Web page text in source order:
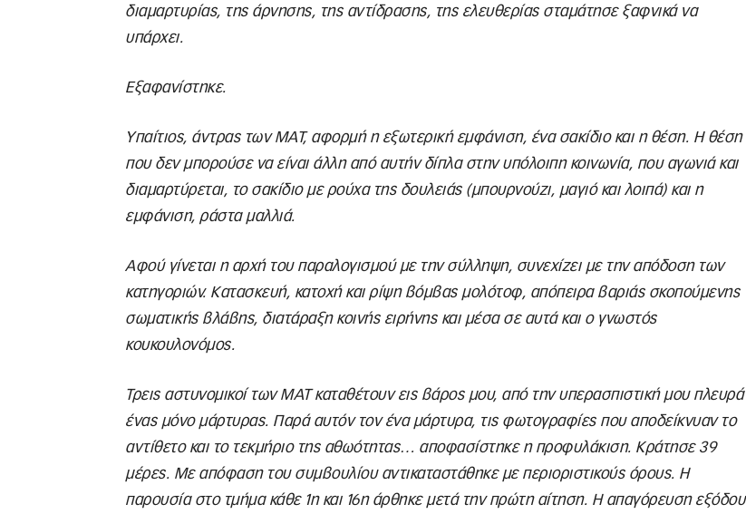
διαμαρτυρίας, της άρνησης, της αντίδρασης, της ελευθερίας σταμάτησε ξαφνικά να
υπάρχει.
Εξαφανίστηκε.
Υπαίτιος, άντρας των ΜΑΤ, αφορμή η εξωτερική εμφάνιση, ένα σακίδιο και η θέση. Η θέση
που δεν μπορούσε να είναι άλλη από αυτήν δίπλα στην υπόλοιπη κοινωνία, που αγωνιά και
διαμαρτύρεται, το σακίδιο με ρούχα της δουλειάς (μπουρνούζι, μαγιό και λοιπά) και η
εμφάνιση, ράστα μαλλιά.
Αφού γίνεται η αρχή του παραλογισμού με την σύλληψη, συνεχίζει με την απόδοση των
κατηγοριών. Κατασκευή, κατοχή και ρίψη βόμβας μολότοφ, απόπειρα βαριάς σκοπούμενης
σωματικής βλάβης, διατάραξη κοινής ειρήνης και μέσα σε αυτά και ο γνωστός
κουκουλονόμος.
Τρεις αστυνομικοί των ΜΑΤ καταθέτουν εις βάρος μου, από την υπερασπιστική μου πλευρά
ένας μόνο μάρτυρας. Παρά αυτόν τον ένα μάρτυρα, τις φωτογραφίες που αποδείκνυαν το
αντίθετο και το τεκμήριο της αθωότητας… αποφασίστηκε η προφυλάκιση. Κράτησε 39
μέρες. Με απόφαση του συμβουλίου αντικαταστάθηκε με περιοριστικούς όρους. Η
παρουσία στο τμήμα κάθε 1η και 16η άρθηκε μετά την πρώτη αίτηση. Η απαγόρευση εξόδου